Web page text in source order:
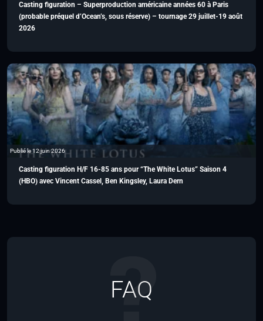
Casting figuration – Superproduction américaine années 60 à Paris
(probable préquel d’Ocean’s, sous réserve) – tournage 29 juillet-19 août
2026
Publié le 12 juin 2026
Casting figuration H/F 16-85 ans pour “The White Lotus” Saison 4
(HBO) avec Vincent Cassel, Ben Kingsley, Laura Dern
FAQ